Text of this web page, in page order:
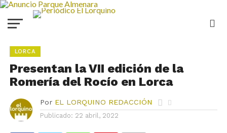
LORCA
Presentan la VII edición de la
Romería del Rocío en Lorca
Por EL LORQUINO REDACCIÓN
Publicado: 22 abril, 2022